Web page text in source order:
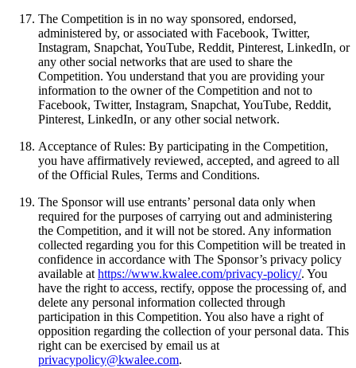
The Competition is in no way sponsored, endorsed,
administered by, or associated with Facebook, Twitter,
Instagram, Snapchat, YouTube, Reddit, Pinterest, LinkedIn, or
any other social networks that are used to share the
Competition. You understand that you are providing your
information to the owner of the Competition and not to
Facebook, Twitter, Instagram, Snapchat, YouTube, Reddit,
Pinterest, LinkedIn, or any other social network.
Acceptance of Rules: By participating in the Competition,
you have affirmatively reviewed, accepted, and agreed to all
of the Official Rules, Terms and Conditions.
The Sponsor will use entrants’ personal data only when
required for the purposes of carrying out and administering
the Competition, and it will not be stored. Any information
collected regarding you for this Competition will be treated in
confidence in accordance with The Sponsor’s privacy policy
available athttps://www.kwalee.com/privacy-policy/. You
have the right to access, rectify, oppose the processing of, and
delete any personal information collected through
participation in this Competition. You also have a right of
opposition regarding the collection of your personal data. This
right can be exercised by email us at
privacypolicy@kwalee.com.